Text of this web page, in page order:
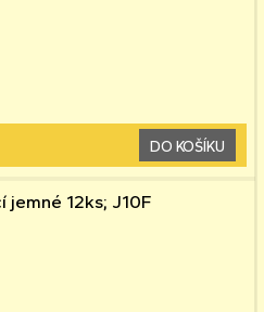
DO KOŠÍKU
jemné 12ks; J10F